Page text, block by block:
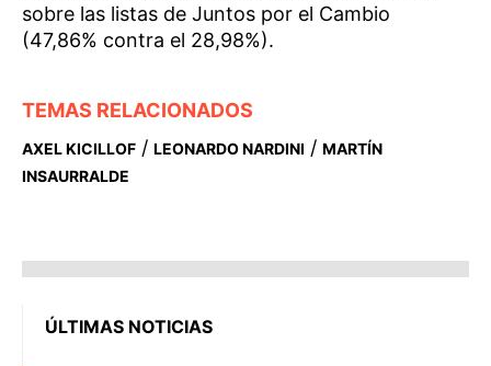
sobre las listas de Juntos por el Cambio
(47,86% contra el 28,98%).
TEMAS RELACIONADOS
AXEL KICILLOF / LEONARDO NARDINI / MARTÍN
INSAURRALDE
ÚLTIMAS NOTICIAS